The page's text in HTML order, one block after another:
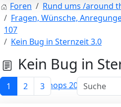
Workshops 2026 - Hzg &
Foren
Rund ums /around
Fragen, Wünsche,
107
Kein Bug in Sternzeit 3.0
Kein Bug in
1 2 3